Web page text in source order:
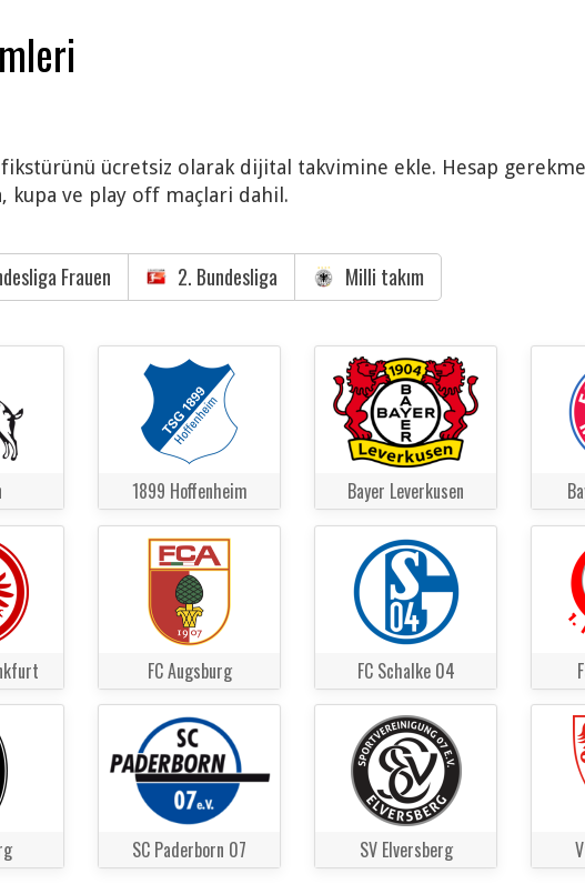
ücretsiz olarak dijital takvimine ekle. Hesap
kupa ve play off maçlari dahil.
Frauen 2. Bundesliga Milli takım
1899 Hoffenheim Bayer Leverkusen
FC Augsburg FC Schalke 04
SC Paderborn 07 SV Elversberg